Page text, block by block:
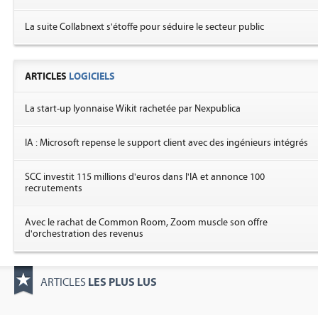
La suite Collabnext s'étoffe pour séduire le secteur public
ARTICLES LOGICIELS
La start-up lyonnaise Wikit rachetée par Nexpublica
IA : Microsoft repense le support client avec des ingénieurs intégrés
SCC investit 115 millions d'euros dans l'IA et annonce 100
recrutements
Avec le rachat de Common Room, Zoom muscle son offre
d'orchestration des revenus
ARTICLES LES PLUS LUS